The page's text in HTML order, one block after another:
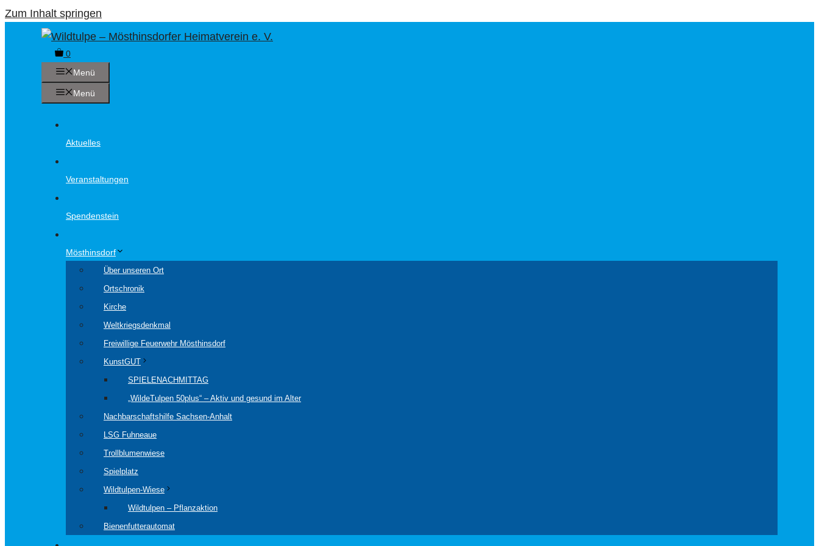
Zum Inhalt springen
0
Menü
Menü
Aktuelles
Veranstaltungen
Spendenstein
Mösthinsdorf
Über unseren Ort
Ortschronik
Kirche
Weltkriegsdenkmal
Freiwillige Feuerwehr Mösthinsdorf
KunstGUT
SPIELENACHMITTAG
„WildeTulpen 50plus“ – Aktiv und gesund im Alter
Nachbarschaftshilfe Sachsen-Anhalt
LSG Fuhneaue
Trollblumenwiese
Spielplatz
Wildtulpen-Wiese
Wildtulpen – Pflanzaktion
Bienenfutterautomat